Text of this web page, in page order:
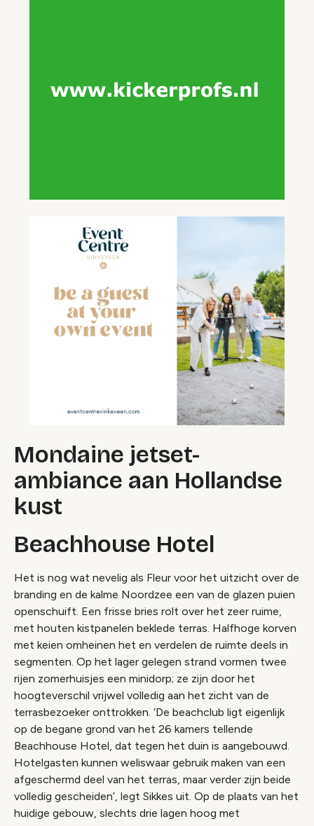
Mondaine jetset-
ambiance aan Hollandse
kust
Beachhouse Hotel
Het is nog wat nevelig als Fleur voor het uitzicht over de
branding en de kalme Noordzee een van de glazen puien
openschuift. Een frisse bries rolt over het zeer ruime,
met houten kistpanelen beklede terras. Halfhoge korven
met keien omheinen het en verdelen de ruimte deels in
segmenten. Op het lager gelegen strand vormen twee
rijen zomerhuisjes een minidorp; ze zijn door het
hoogteverschil vrijwel volledig aan het zicht van de
terrasbezoeker onttrokken. ‘De beachclub ligt eigenlijk
op de begane grond van het 26 kamers tellende
Beachhouse Hotel, dat tegen het duin is aangebouwd.
Hotelgasten kunnen weliswaar gebruik maken van een
afgeschermd deel van het terras, maar verder zijn beide
volledig gescheiden’, legt Sikkes uit. Op de plaats van het
huidige gebouw, slechts drie lagen hoog met